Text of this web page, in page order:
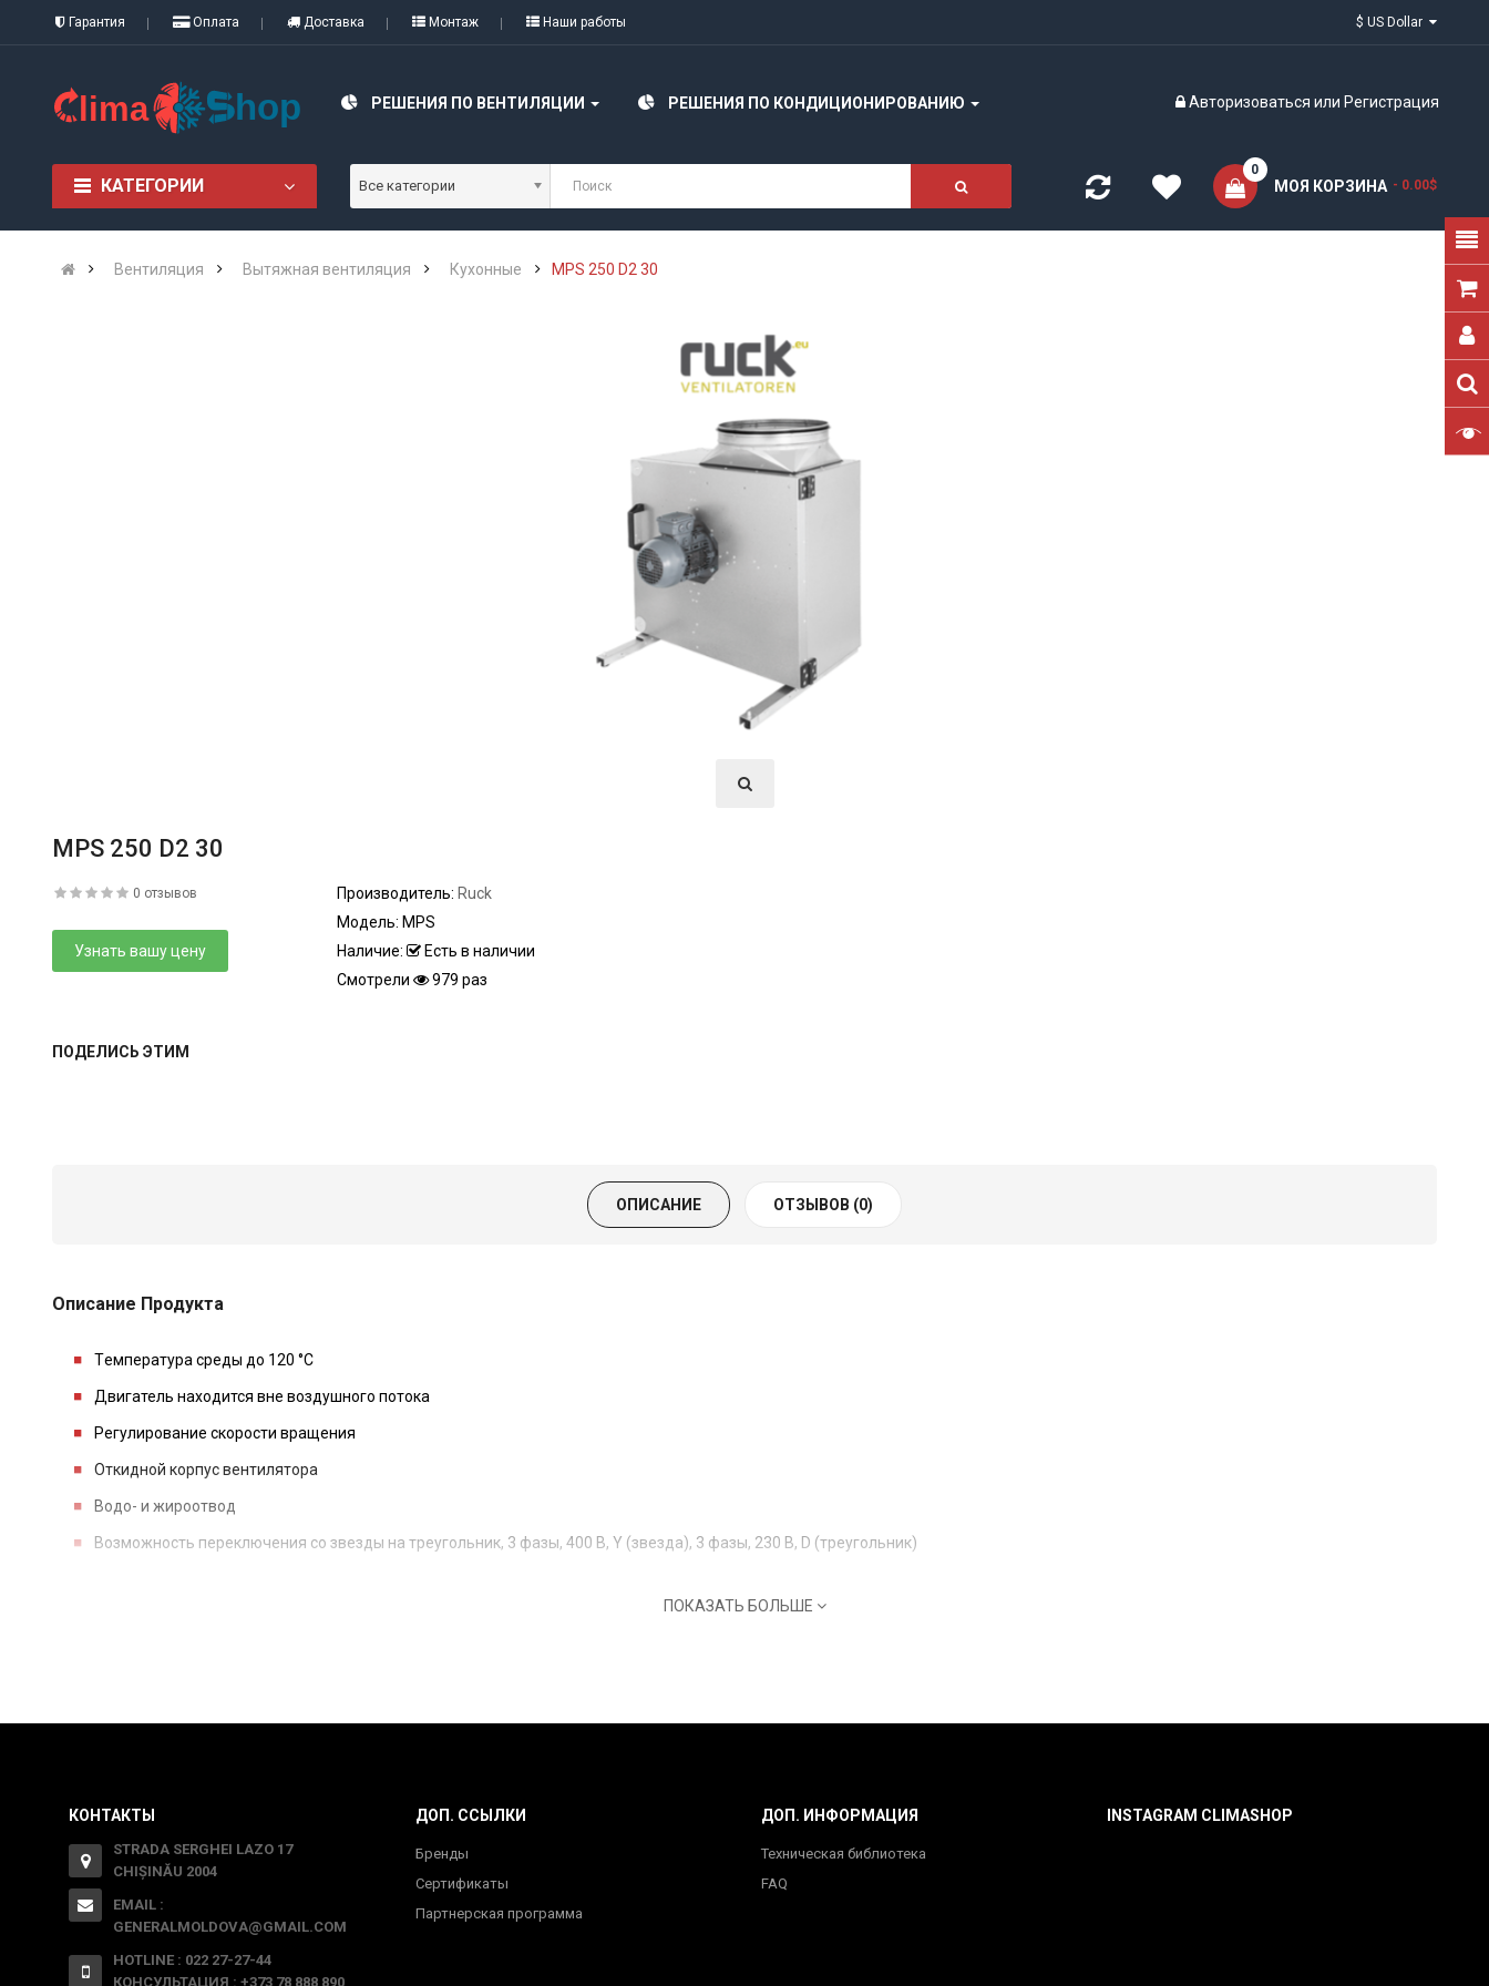
Гарантия Оплата Доставка Монтаж Наши работы
РЕШЕНИЯ ПО ВЕНТИЛЯЦИИ РЕШЕНИЯ ПО КОНДИЦИОНИРОВАНИЮ Авторизоваться или Регистрация
КАТЕГОРИИ Все категории МОЯ КОРЗИНА
0
- 0.00$
Вентиляция Вытяжная вентиляция Кухонные MPS 250 D2 30
MPS 250 D2 30
0 отзывов
Узнать вашу цену
Производитель: Ruck
Модель: MPS
Наличие:
Есть в наличии
Смотрели
979 раз
ПОДЕЛИСЬ ЭТИМ
ОПИСАНИЕ ОТЗЫВОВ (0)
Описание Продукта
Tемпература среды до 120 °С
Двигатель находится вне воздушного потока
Регулирование скорости вращения
Oткидной корпус вентилятора
Bодо- и жироотвод
Возможность переключения со звезды на треугольник, 3 фазы, 400 В, Y (звезда), 3 фазы, 230 В, D (треугольник)
ПОКАЗАТЬ БОЛЬШЕ
КОНТАКТЫ
STRADA SERGHEI LAZO 17
CHIȘINĂU 2004
EMAIL :
GENERALMOLDOVA@GMAIL.COM
HOTLINE : 022 27-27-44
КОНСУЛЬТАЦИЯ : +373 78 888 890
ДОП. ССЫЛКИ
Бренды
Сертификаты
Партнерская программа
ДОП. ИНФОРМАЦИЯ
Техническая библиотека
FAQ
INSTAGRAM CLIMASHOP